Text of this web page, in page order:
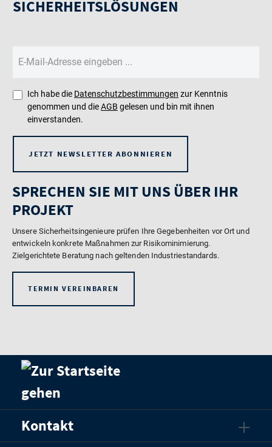
SICHERHEITSLÖSUNGEN
Ich habe die Datenschutzbestimmungen zur Kenntnis
genommen und dieAGB gelesen und bin mit ihnen
einverstanden.
JETZT NEWSLETTER ABONNIEREN
SPRECHEN SIE MIT UNS ÜBER IHR
PROJEKT
Unsere Sicherheitsingenieure prüfen Ihre Gegebenheiten vor Ort und
entwickeln konkrete Maßnahmen zur Risikominimierung.
Zielgerichtete Beratung nach geltenden Industriestandards.
TERMIN VEREINBAREN
Kontakt